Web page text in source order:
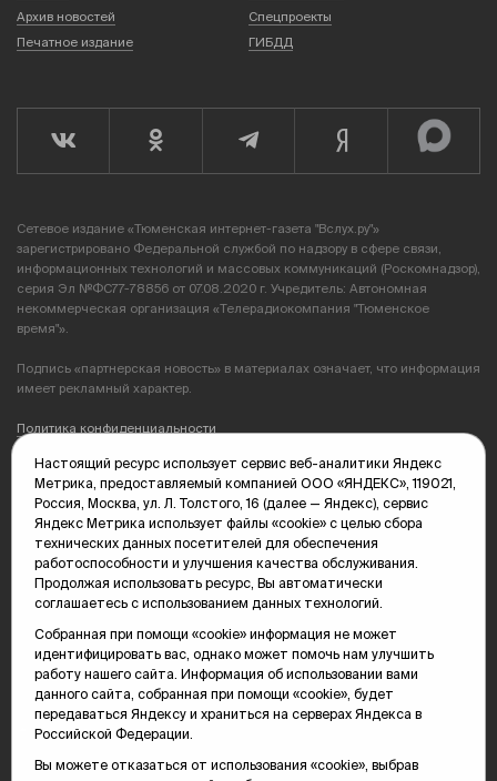
Архив новостей
Спецпроекты
Печатное издание
ГИБДД
Сетевое издание «Тюменская интернет-газета "Вслух.ру"»
зарегистрировано Федеральной службой по надзору в сфере связи,
информационных технологий и массовых коммуникаций (Роскомнадзор),
серия Эл №ФС77-78856 от 07.08.2020 г. Учредитель: Автономная
некоммерческая организация «Телерадиокомпания "Тюменское
время"».
Подпись «партнерская новость» в материалах означает, что информация
имеет рекламный характер.
Политика конфиденциальности
Редакция: 625035, Тюмень, пр. Геологоразведчиков, 28А
(3452) 68-89-05
edit@vsluh.ru
Главный редактор: Панкина Т.Ю.
kika@vsluh.ru
По вопросам рекламы:
(3452) 68-89-78
kotovaev@sibinformburo.ru
mim@vsluh.ru
Настоящий ресурс использует сервис веб-аналитики Яндекс
Метрика, предоставляемый компанией ООО «ЯНДЕКС», 119021,
Россия, Москва, ул. Л. Толстого, 16 (далее — Яндекс), сервис
Яндекс Метрика использует файлы «cookie» с целью сбора
технических данных посетителей для обеспечения
работоспособности и улучшения качества обслуживания.
Продолжая использовать ресурс, Вы автоматически
соглашаетесь с использованием данных технологий.
Собранная при помощи «cookie» информация не может
идентифицировать вас, однако может помочь нам улучшить
работу нашего сайта. Информация об использовании вами
данного сайта, собранная при помощи «cookie», будет
передаваться Яндексу и храниться на серверах Яндекса в
Российской Федерации.
Вы можете отказаться от использования «cookie», выбрав